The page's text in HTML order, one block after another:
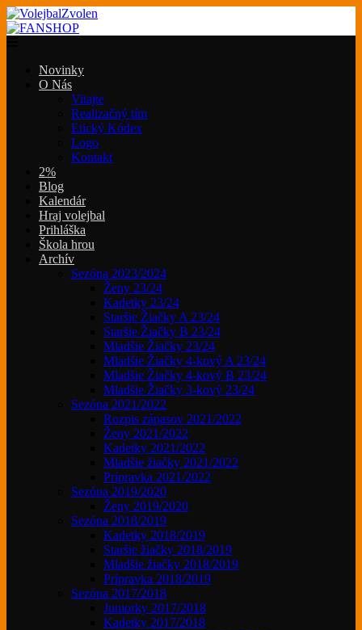
Novinky
O Nás
Vitajte
Realizačný tím
Etický Kódex
Logo
Kontakt
2%
Blog
Kalendár
Hraj volejbal
Prihláška
Škola hrou
Archív
Sezóna 2023/2024
Ženy 23/24
Kadetky 23/24
Staršie Žiačky A 23/24
Staršie Žiačky B 23/24
Mladšie Žiačky 23/24
Mladšie Žiačky 4-kový A 23/24
Mladšie Žiačky 4-kový B 23/24
Mladšie Žiačky 3-kový 23/24
Sezóna 2021/2022
Rozpis zápasov 2021/2022
Ženy 2021/2022
Kadetky 2021/2022
Mladšie žiačky 2021/2022
Prípravka 2021/2022
Sezóna 2019/2020
Ženy 2019/2020
Sezóna 2018/2019
Kadetky 2018/2019
Staršie žiačky 2018/2019
Mladšie žiačky 2018/2019
Prípravka 2018/2019
Sezóna 2017/2018
Juniorky 2017/2018
Kadetky 2017/2018